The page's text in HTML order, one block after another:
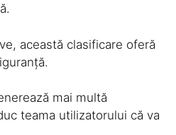
această clasificare oferă
mai multă
teama utilizatorului că va